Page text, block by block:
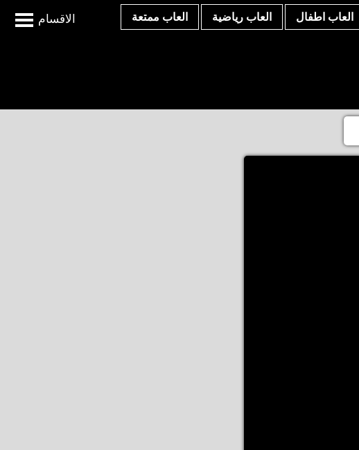
الاقسام العاب اطفال العاب رياضية العاب ممتعة